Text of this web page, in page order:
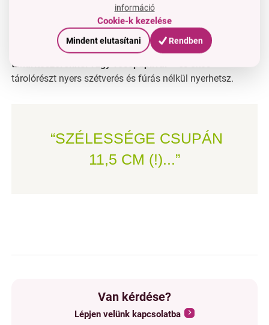
konyhapult, hűtő, mosógép vagy WC mellett
található titkos résekhez, ahol máskülönben
kihasználatlan hely marad. Töltsd fel szükség szerint –
fűszerekkel, olajokkal, tésztával, kozmetikumokkal,
takarítószerekkel vagy vécépapírral – és okos
tárolórészt nyers szétverés és fúrás nélkül nyerhetsz.
“SZÉLESSÉGE CSUPÁN
11,5 CM (!)...”
Van kérdése?
Lépjen velünk kapcsolatba
információ
Cookie-k kezelése
Mindent elutasítani Rendben